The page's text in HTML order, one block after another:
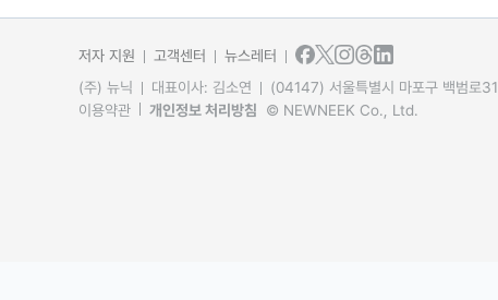
저자 지원 고객센터
뉴스레터
(주) 뉴닉
대표이사: 김소연 (04147) 서울특별시 마포구 백범로
이용약관
개인정보 처리방침 © NEWNEEK Co., Ltd.